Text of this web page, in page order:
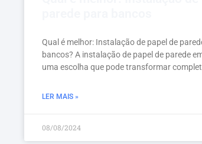
Qual é melhor: Instalação de papel de
bancos? A instalação de papel de parede
uma escolha que pode transformar
LER MAIS »
08/08/2024